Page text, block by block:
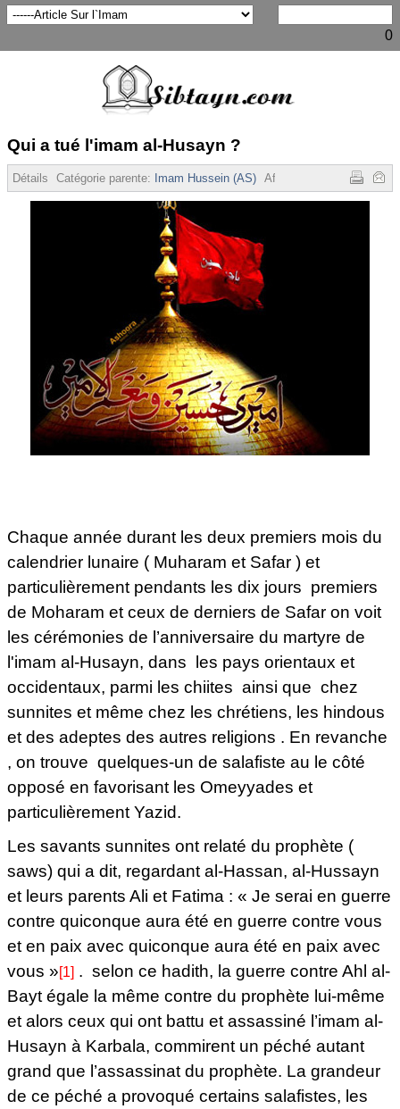
0
Qui a tué l'imam al-Husayn ?
Détails Catégorie parente: Imam Hussein (AS) Affichages : 13429
Chaque année durant les deux premiers mois du
calendrier lunaire ( Muharam et Safar ) et
particulièrement pendants les dix jours premiers
de Moharam et ceux de derniers de Safar on voit
les cérémonies de l’anniversaire du martyre de
l'imam al-Husayn, dans les pays orientaux et
occidentaux, parmi les chiites ainsi que chez
sunnites et même chez les chrétiens, les hindous
et des adeptes des autres religions . En revanche
, on trouve quelques-un de salafiste au le côté
opposé en favorisant les Omeyyades et
particulièrement Yazid.
Les savants sunnites ont relaté du prophète (
saws) qui a dit, regardant al-Hassan, al-Hussayn
et leurs parents Ali et Fatima : « Je serai en guerre
contre quiconque aura été en guerre contre vous
et en paix avec quiconque aura été en paix avec
vous »[1] . selon ce hadith, la guerre contre Ahl al-
Bayt égale la même contre du prophète lui-même
et alors ceux qui ont battu et assassiné l’imam al-
Husayn à Karbala, commirent un péché autant
grand que l’assassinat du prophète. La grandeur
de ce péché a provoqué certains salafistes, les